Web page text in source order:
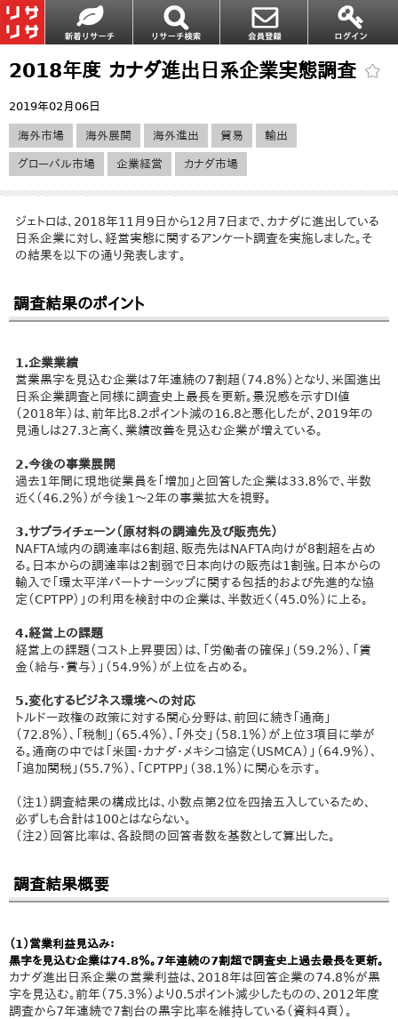
2018年度 カナダ進出日系企業実態調査
2019年02月06日
海外市場 海外展開 海外進出 貿易 輸出
グローバル市場 企業経営 カナダ市場
ジェトロは、2018年11月9日から12月7日まで、カナダに進出している
日系企業に対し、経営実態に関するアンケート調査を実施しました。そ
の結果を以下の通り発表します。
調査結果のポイント
1.企業業績
営業黒字を見込む企業は7年連続の7割超（74.8％）となり、米国進出
日系企業調査と同様に調査史上最長を更新。景況感を示すDI値
（2018年）は、前年比8.2ポイント減の16.8と悪化したが、2019年の
見通しは27.3と高く、業績改善を見込む企業が増えている。
2.今後の事業展開
過去1年間に現地従業員を「増加」と回答した企業は33.8％で、半数
近く（46.2％）が今後1～2年の事業拡大を視野。
3.サプライチェーン（原材料の調達先及び販売先）
NAFTA域内の調達率は6割超、販売先はNAFTA向けが8割超を占め
る。日本からの調達率は2割弱で日本向けの販売は1割強。日本からの
輸入で「環太平洋パートナーシップに関する包括的および先進的な協
定（CPTPP）」の利用を検討中の企業は、半数近く（45.0％）に上る。
4.経営上の課題
経営上の課題（コスト上昇要因）は、「労働者の確保」（59.2％）、「賃
金（給与・賞与）」（54.9％）が上位を占める。
5.変化するビジネス環境への対応
トルドー政権の政策に対する関心分野は、前回に続き「通商」
（72.8％）、「税制」（65.4％）、「外交」（58.1％）が上位3項目に挙が
る。通商の中では「米国・カナダ・メキシコ協定（USMCA）」（64.9％）、
「追加関税」(55.7％）、「CPTPP」（38.1％）に関心を示す。
（注1）調査結果の構成比は、小数点第2位を四捨五入しているため、
必ずしも合計は100とはならない。
（注2）回答比率は、各設問の回答者数を基数として算出した。
調査結果概要
（1）営業利益見込み：
黒字を見込む企業は74.8％。7年連続の7割超で調査史上過去最長を更新。
カナダ進出日系企業の営業利益は、2018年は回答企業の74.8％が黒
字を見込む。前年（75.3％）より0.5ポイント減少したものの、2012年度
調査から7年連続で7割台の黒字比率を維持している（資料4頁）。